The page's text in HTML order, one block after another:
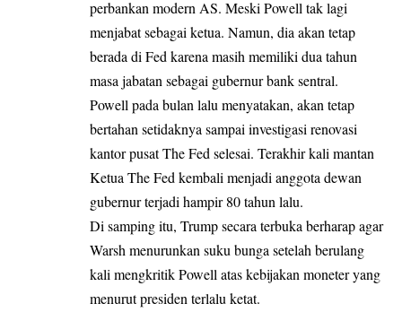
perbankan modern AS. Meski Powell tak lagi
menjabat sebagai ketua. Namun, dia akan tetap
berada di Fed karena masih memiliki dua tahun
masa jabatan sebagai gubernur bank sentral.
Powell pada bulan lalu menyatakan, akan tetap
bertahan setidaknya sampai investigasi renovasi
kantor pusat The Fed selesai. Terakhir kali mantan
Ketua The Fed kembali menjadi anggota dewan
gubernur terjadi hampir 80 tahun lalu.
Di samping itu, Trump secara terbuka berharap agar
Warsh menurunkan suku bunga setelah berulang
kali mengkritik Powell atas kebijakan moneter yang
menurut presiden terlalu ketat.